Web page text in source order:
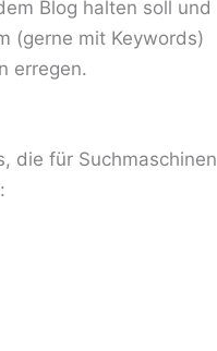
Blog halten soll und
(gerne mit Keywords)
erregen.
die für Suchmaschinen